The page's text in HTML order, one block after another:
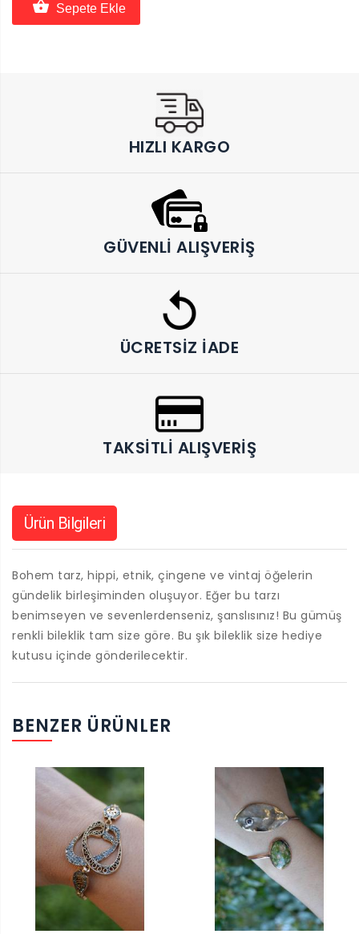
Sepete Ekle
HIZLI KARGO
GÜVENLI ALIŞVERIŞ
ÜCRETSIZ İADE
TAKSITLI ALIŞVERIŞ
Ürün Bilgileri
Bohem tarz, hippi, etnik, çingene ve vintaj öğelerin
gündelik birleşiminden oluşuyor. Eğer bu tarzı
benimseyen ve sevenlerdenseniz, şanslısınız! Bu gümüş
renkli bileklik tam size göre. Bu şık bileklik size hediye
kutusu içinde gönderilecektir.
BENZER ÜRÜNLER